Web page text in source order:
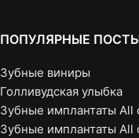
ПОПУЛЯРНЫЕ
Зубные виниры
Голливудская улыбка
Зубные имплантаты All
Зубные имплантаты All